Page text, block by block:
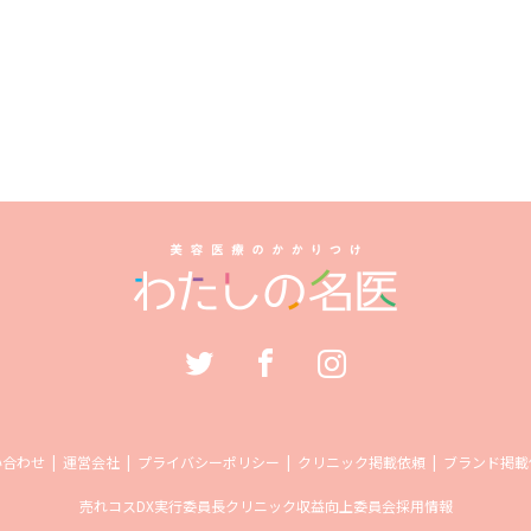
わせ 運営会社 プライバシーポリシー クリニック掲載依頼 ブランド掲
売れコスDX実行委員長クリニック収益向上委員会採用情報